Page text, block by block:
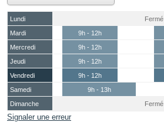
Lundi
Fermé
Mardi
9h - 12h
Mercredi
9h - 12h
Jeudi
9h - 12h
Vendredi
9h - 12h
Samedi
9h - 13h
Dimanche
Fermé
Signaler une erreur